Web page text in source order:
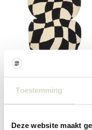
Toestemming
Deze website maakt
Cleo checkered butterfly
vloerkleed XL
Incl. btw